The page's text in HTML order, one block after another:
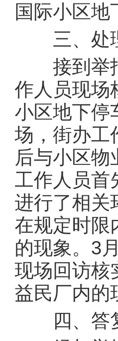
国际小区地
三、处
接到举报
作人员现场
小区地下停
场，街办工
后与小区
工作人员首
进行了相关
在规定时限
的现象。3
现场回访核
益民厂内的
四、答